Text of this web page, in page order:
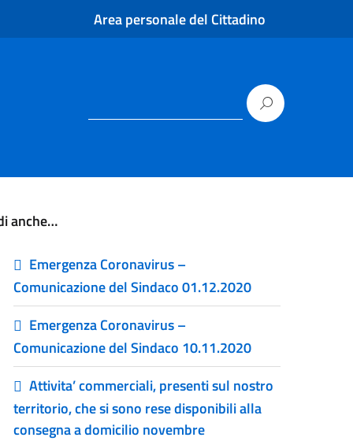
Area personale del Cittadino
anche…
Emergenza Coronavirus –
Comunicazione del Sindaco 01.12.2020
Emergenza Coronavirus –
Comunicazione del Sindaco 10.11.2020
Attivita’ commerciali, presenti sul nostro
territorio, che si sono rese disponibili alla
consegna a domicilio novembre